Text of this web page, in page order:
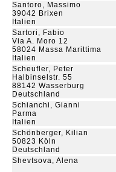
Santoro, Massimo
39042 Brixen
Italien
Sartori, Fabio
Via A. Moro 12
58024 Massa Marittima
Italien
Scheufler, Peter
Halbinselstr. 55
88142 Wasserburg
Deutschland
Schianchi, Gianni
Parma
Italien
Schönberger, Kilian
50823 Köln
Deutschland
Shevtsova, Alena